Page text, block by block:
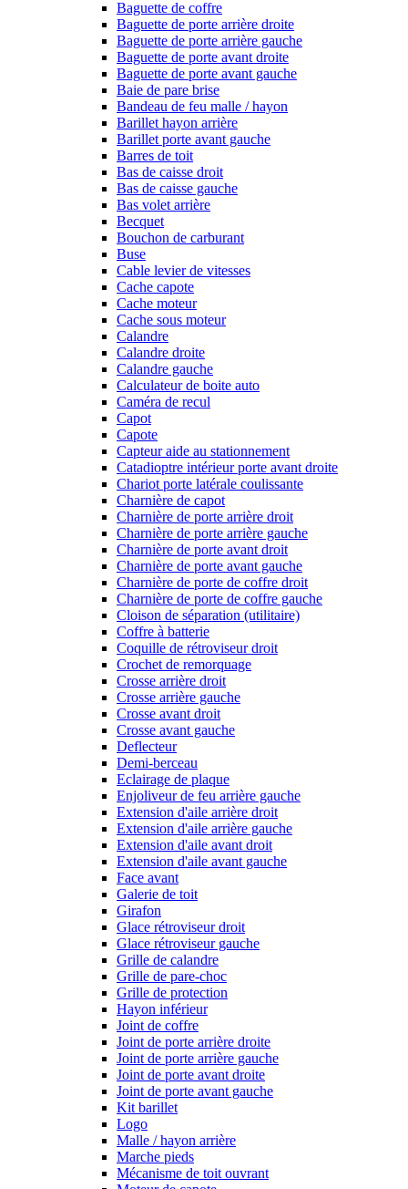
Baguette de coffre
Baguette de porte arrière droite
Baguette de porte arrière gauche
Baguette de porte avant droite
Baguette de porte avant gauche
Baie de pare brise
Bandeau de feu malle / hayon
Barillet hayon arrière
Barillet porte avant gauche
Barres de toit
Bas de caisse droit
Bas de caisse gauche
Bas volet arrière
Becquet
Bouchon de carburant
Buse
Cable levier de vitesses
Cache capote
Cache moteur
Cache sous moteur
Calandre
Calandre droite
Calandre gauche
Calculateur de boite auto
Caméra de recul
Capot
Capote
Capteur aide au stationnement
Catadioptre intérieur porte avant droite
Chariot porte latérale coulissante
Charnière de capot
Charnière de porte arrière droit
Charnière de porte arrière gauche
Charnière de porte avant droit
Charnière de porte avant gauche
Charnière de porte de coffre droit
Charnière de porte de coffre gauche
Cloison de séparation (utilitaire)
Coffre à batterie
Coquille de rétroviseur droit
Crochet de remorquage
Crosse arrière droit
Crosse arrière gauche
Crosse avant droit
Crosse avant gauche
Deflecteur
Demi-berceau
Eclairage de plaque
Enjoliveur de feu arrière gauche
Extension d'aile arrière droit
Extension d'aile arrière gauche
Extension d'aile avant droit
Extension d'aile avant gauche
Face avant
Galerie de toit
Girafon
Glace rétroviseur droit
Glace rétroviseur gauche
Grille de calandre
Grille de pare-choc
Grille de protection
Hayon inférieur
Joint de coffre
Joint de porte arrière droite
Joint de porte arrière gauche
Joint de porte avant droite
Joint de porte avant gauche
Kit barillet
Logo
Malle / hayon arrière
Marche pieds
Mécanisme de toit ouvrant